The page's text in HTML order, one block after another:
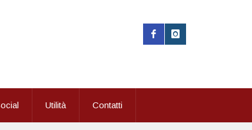
Utilità Contatti